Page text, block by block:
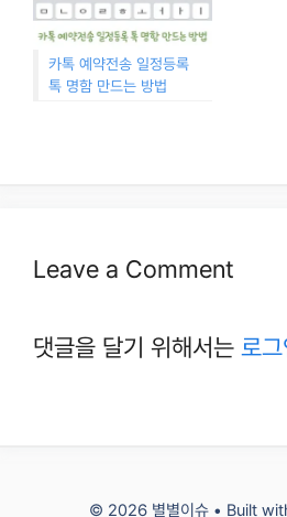
카톡 예약전송 일정등록
톡 명함 만드는 방법
Leave a Comment
댓글을 달기 위해서는 로그
© 2026 별별이슈 • Built